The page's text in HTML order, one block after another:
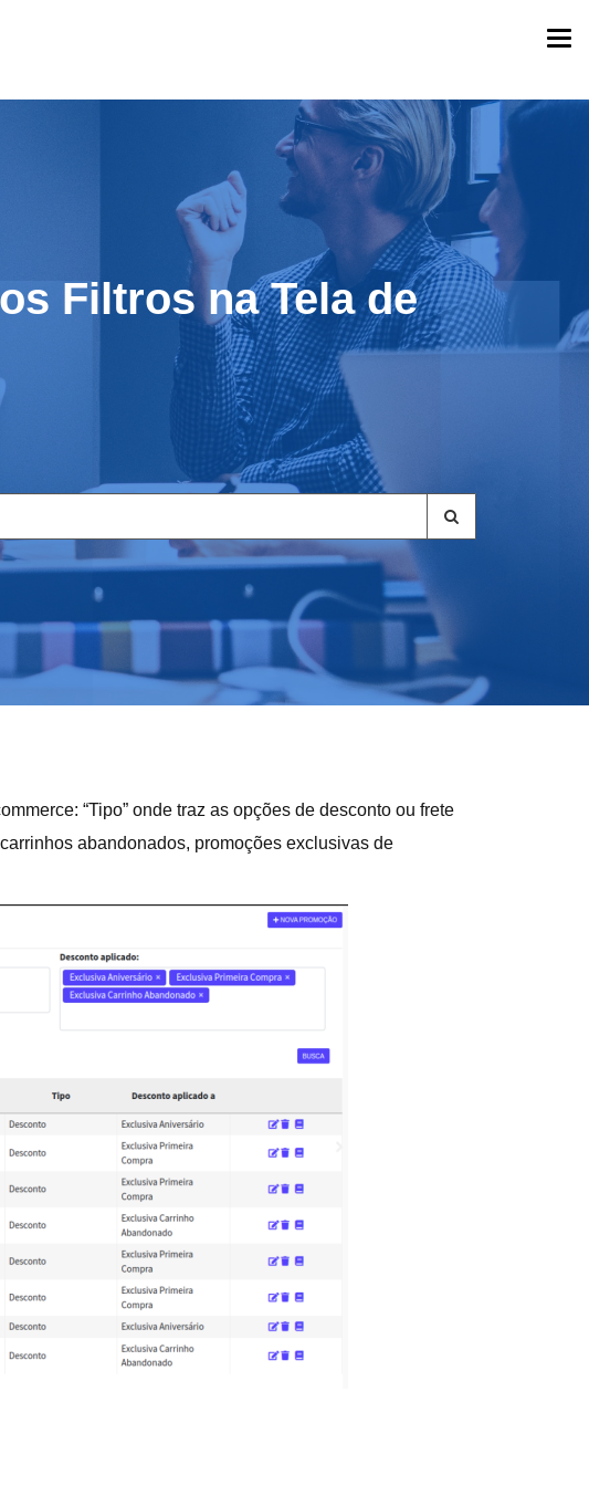
Filtros na Tela de
“Tipo” onde traz as opções de desconto ou frete
abandonados, promoções exclusivas de